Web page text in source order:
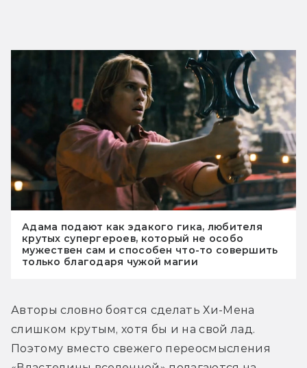
Адама подают как эдакого гика, любителя
крутых супергероев, который не особо
мужествен сам и способен что-то совершить
только благодаря чужой магии
Авторы словно боятся сделать Хи-Мена
слишком крутым, хотя бы и на свой лад.
Поэтому вместо свежего переосмысления